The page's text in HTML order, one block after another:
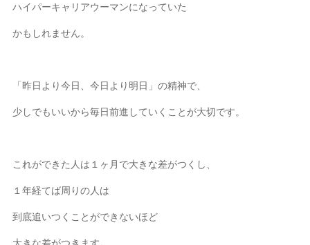
ハイパーキャリアウーマンになっていた
かもしれません。
「昨日より今日、今日より明日」の精神で、
少しでもいいから毎日前進していくことが大切です。
これができた人は１ヶ月で大きな差がつくし、
１年経てば周りの人は
到底追いつくことができないほど
大きな差がつきます。